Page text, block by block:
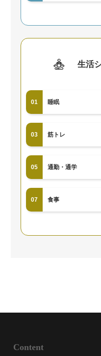
生活
01 睡眠
03 筋トレ
05 通勤・通学
07 食事
Content